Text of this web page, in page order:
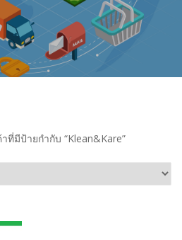
ที่มีป้ายกำกับ “Klean&Kare”